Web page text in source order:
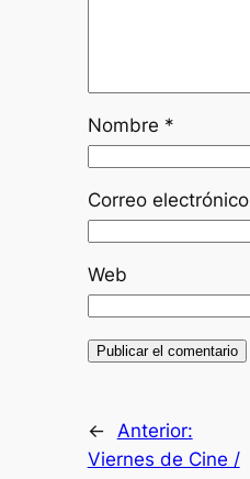
Nombre *
Correo electrónico
Web
← Anterior:
Viernes de Cine /